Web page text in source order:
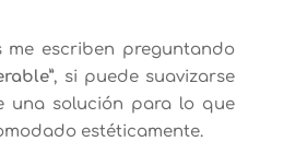
me escriben preguntando
, si puede suavizarse
una solución para lo que
estéticamente.